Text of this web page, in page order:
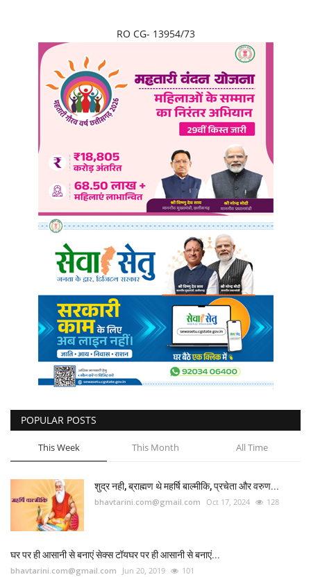
RO CG- 13954/73
POPULAR POSTS
This Week This Month All Time
शुद्र नही, ब्राह्मण थे महर्षि बाल्मीकि, प्रचेता और वरुण...
bhavtarini.com@gmail.com Oct 17, 2024 128
घर पर ही आसानी से बनाएं सेक्स टॉयघर पर ही आसानी से बनाएं...
bhavtarini.com@gmail.com Jun 20, 2019 101